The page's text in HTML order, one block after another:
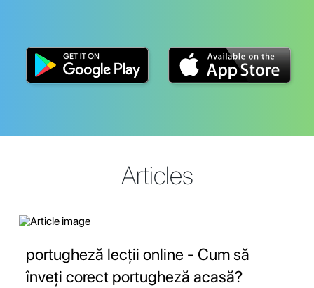
Articles
portugheză lecții online - Cum să
înveți corect portugheză acasă?